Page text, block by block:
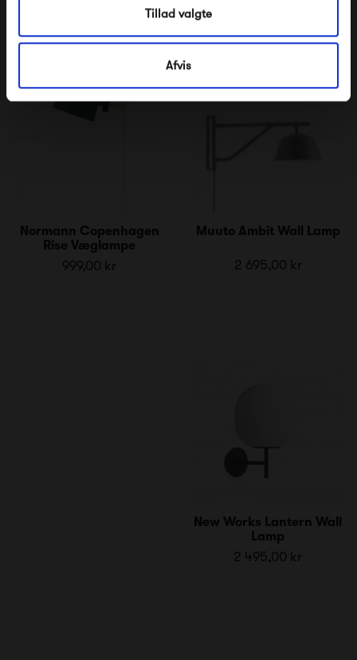
Tillad valgte
Afvis
Normann Copenhagen
Rise Væglampe
999,00 kr
Muuto Ambit Wall Lamp
2 695,00 kr
New Works Lantern Wall
Lamp
2 495,00 kr